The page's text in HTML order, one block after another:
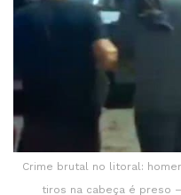
Crime brutal no litoral:
tiros na cabeça é preso